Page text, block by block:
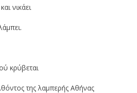
νικάει
κρύβεται
της λαμπερής Αθήνας